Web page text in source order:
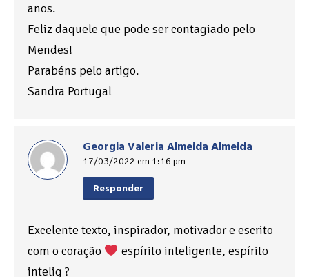
anos.
Feliz daquele que pode ser contagiado pelo
Mendes!
Parabéns pelo artigo.
Sandra Portugal
Georgia Valeria Almeida Almeida
17/03/2022 em 1:16 pm
Responder
Excelente texto, inspirador, motivador e escrito
com o coração
espírito inteligente, espírito
intelig ?